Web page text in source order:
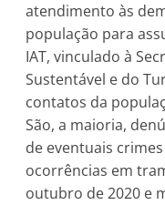
atendimento às
população para
IAT, vinculado à
Sustentável e do
contatos da
São, a maioria,
de eventuais
ocorrências em
outubro de 2020 e